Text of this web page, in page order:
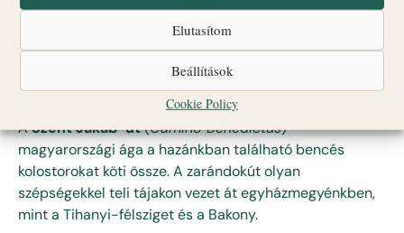
Elutasítom
Beállítások
Cookie Policy
Az útvonalat és egyéb hasznos információt, valamint a
Mária-út további magyarországi szakaszait a
hivatalos honlapjántekintheti meg.
ASzent Jakab-út(Camino Benedictus)
magyarországi ága a hazánkban található bencés
kolostorokat köti össze. A zarándokút olyan
szépségekkel teli tájakon vezet át egyházmegyénkben,
mint a Tihanyi-félsziget és a Bakony.